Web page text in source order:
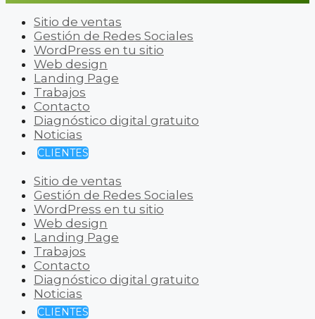
Sitio de ventas
Gestión de Redes Sociales
WordPress en tu sitio
Web design
Landing Page
Trabajos
Contacto
Diagnóstico digital gratuito
Noticias
CLIENTES
Sitio de ventas
Gestión de Redes Sociales
WordPress en tu sitio
Web design
Landing Page
Trabajos
Contacto
Diagnóstico digital gratuito
Noticias
CLIENTES